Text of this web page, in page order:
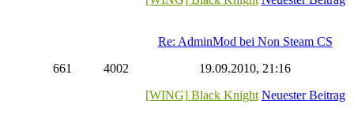
661 4002
Re: AdminMod bei Non Steam CS
19.09.2010, 21:16
[WING] Black Knight Neuester Beitrag